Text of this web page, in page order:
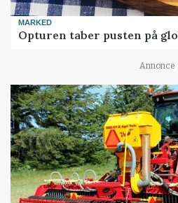
MARKED
Opturen taber pusten på
Annonce